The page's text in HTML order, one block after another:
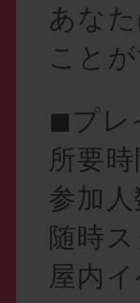
あな
こと
◼︎プレ
所要
参加
随時
屋内